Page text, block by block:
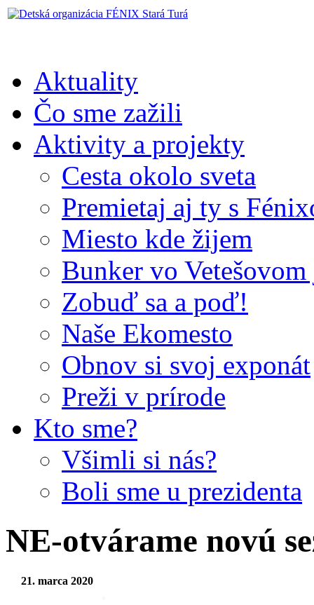
Aktuality
Čo sme zažili
Aktivity a projekty
Cesta okolo sveta
Premietaj aj ty s
Miesto kde žijem
Bunker vo
Zobuď sa a poď!
Naše Ekomesto
Obnov si svoj exponát
Preži v prírode
Kto sme?
Všimli si nás?
Boli sme u prezidenta
NE-otvárame novú
21. marca 2020